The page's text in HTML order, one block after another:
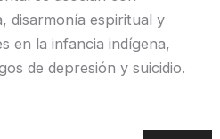
disarmonía espiritual y
en la infancia indígena,
de depresión y suicidio.